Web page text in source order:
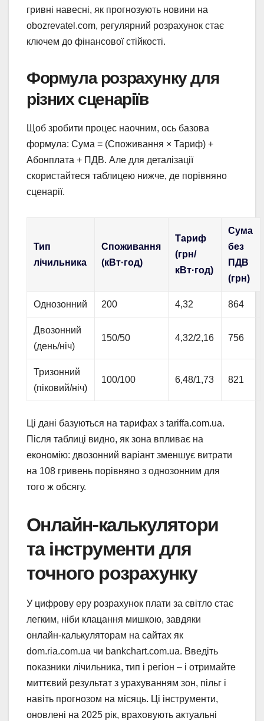
гривні навесні, як прогнозують новини на
obozrevatel.com, регулярний розрахунок стає
ключем до фінансової стійкості.
Формула розрахунку для
різних сценаріїв
Щоб зробити процес наочним, ось базова
формула: Сума = (Споживання × Тариф) +
Абонплата + ПДВ. Але для деталізації
скористайтеся таблицею нижче, де порівняно
сценарії.
Тип
лічильника
Споживання
(кВт·год)
Тариф
(грн/
кВт·год)
Сума
без
ПДВ
(грн)
Однозонний 200 4,32 864
Двозонний
(день/ніч)
150/50 4,32/2,16 756
Тризонний
(піковий/ніч)
100/100 6,48/1,73 821
Ці дані базуються на тарифах з tariffa.com.ua.
Після таблиці видно, як зона впливає на
економію: двозонний варіант зменшує витрати
на 108 гривень порівняно з однозонним для
того ж обсягу.
Онлайн-калькулятори
та інструменти для
точного розрахунку
У цифрову еру розрахунок плати за світло стає
легким, ніби клацання мишкою, завдяки
онлайн-калькуляторам на сайтах як
dom.ria.com.ua чи bankchart.com.ua. Введіть
показники лічильника, тип і регіон – і отримайте
миттєвий результат з урахуванням зон, пільг і
навіть прогнозом на місяць. Ці інструменти,
оновлені на 2025 рік, враховують актуальні